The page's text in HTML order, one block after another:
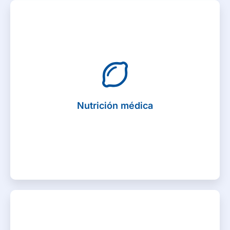
Nutrición médica
Por medio de atención con especialista médico en
nutrición, brindar asistencia sanitaria a los pacientes
para que puedan llevar una alimentación sana. Para
factor que está causando el aumento o la pérdida de